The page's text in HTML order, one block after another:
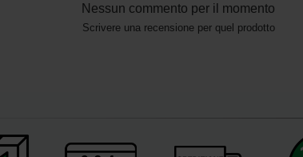
Nessun commento per il momento
Scrivere una recensione per quel prodotto